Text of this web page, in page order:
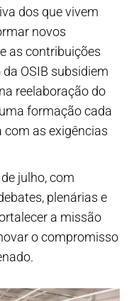
dos que vivem
novos
as contribuições
OSIB subsidiem
reelaboração do
formação cada
as exigências
julho, com
plenárias e
a missão
o compromisso